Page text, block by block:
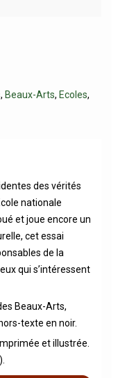
, Beaux-Arts, Ecoles,
des vérités
nationale
et joue encore un
cet essai
de la
qui s’intéressent
Beaux-Arts,
texte en noir.
et illustrée.